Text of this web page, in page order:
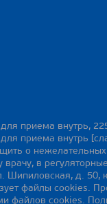
для приема внутрь,
для приема внутрь
о
врачу, в
Шипиловская, д. 50,
файлы cookies.
файлов cookies.